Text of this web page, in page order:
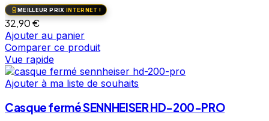
MEILLEUR PRIX INTERNET !
32,90€
Ajouter au panier
Comparer ce produit
Vue rapide
Ajouter à ma liste de souhaits
Casque fermé SENNHEISER HD-200-PRO